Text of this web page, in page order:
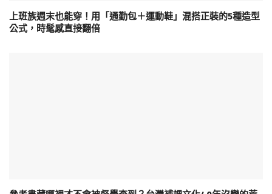
上班族週末也能穿！用「通勤包＋運動鞋」混搭正裝的5種造型
公式，時髦感直接翻倍